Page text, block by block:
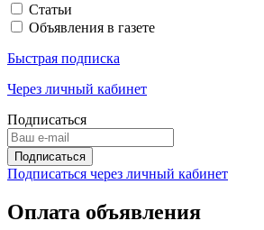
Статьи
Объявления в газете
Быстрая подписка
Через личный кабинет
Подписаться
Подписаться через личный кабинет
Оплата объявления